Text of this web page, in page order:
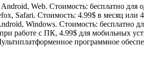
Web. Стоимость: бесплатно для
Safari. Стоимость: 4.99$ в месяц или
Windows. Стоимость: бесплатно
работе с ПК, 4.99$ для мобильных
программное